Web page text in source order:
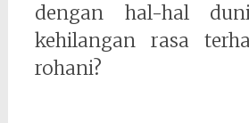
dengan hal-hal
kehilangan rasa
rohani?